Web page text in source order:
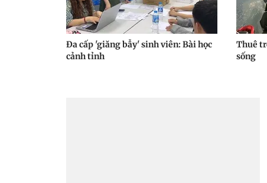
Đa cấp 'giăng bẫy' sinh viên: Bài học
cảnh tỉnh
Thuê
sống